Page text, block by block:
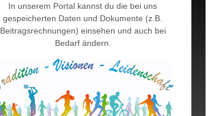
In unserem Portal kannst du die bei uns
gespeicherten Daten und Dokumente (z.B.
Beitragsrechnungen) einsehen und auch bei
Bedarf ändern.